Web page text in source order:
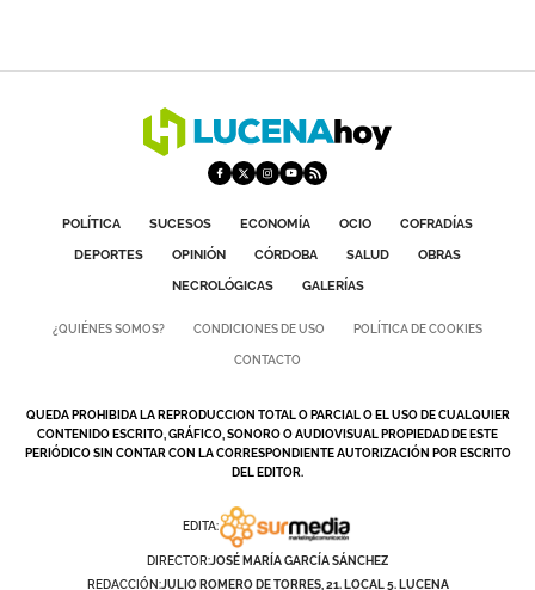
POLÍTICA SUCESOS ECONOMÍA OCIO
COFRADÍAS
DEPORTES
OPINIÓN CÓRDOBA SALUD
OBRAS
NECROLÓGICAS
GALERÍAS
¿QUIÉNES SOMOS? CONDICIONES DE USO POLÍTICA DE COOKIES
CONTACTO
QUEDA PROHIBIDA LA REPRODUCCION TOTAL O PARCIAL O EL USO DE CUALQUIER
CONTENIDO ESCRITO, GRÁFICO, SONORO O AUDIOVISUAL PROPIEDAD DE ESTE
PERIÓDICO SIN CONTAR CON LA CORRESPONDIENTE AUTORIZACIÓN POR ESCRITO
DEL EDITOR.
EDITA:
DIRECTOR:JOSÉ MARÍA GARCÍA SÁNCHEZ
REDACCIÓN:JULIO ROMERO DE TORRES, 21. LOCAL 5. LUCENA